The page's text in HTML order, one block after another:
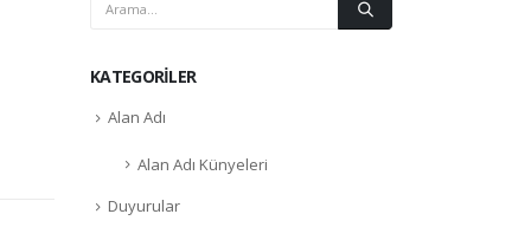
KATEGORILER
Alan Adı
Alan Adı Künyeleri
Duyurular